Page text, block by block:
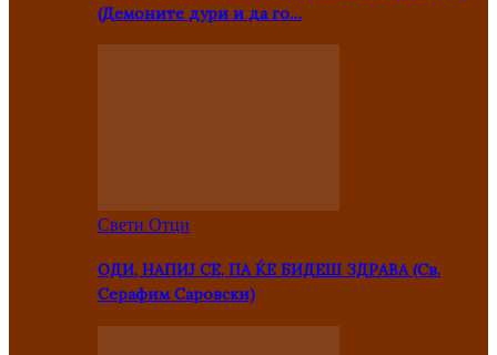
(Демоните дури и да го…
Свети Отци
ОДИ, НАПИЈ СЕ, ПА ЌЕ БИДЕШ ЗДРАВА (Св.
Серафим Саровски)